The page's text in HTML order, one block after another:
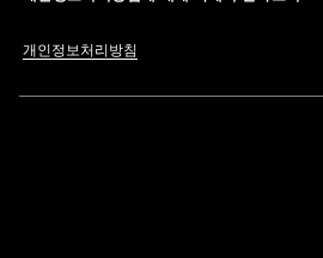
개인정보처리방침